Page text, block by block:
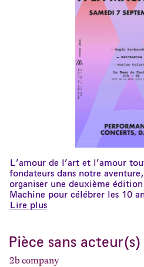
L’amour de l’art et l’amour
fondateurs dans notre
organiser une deuxième
Machine pour célébrer les 10
Lire plus
Pièce sans acteur(s)
2b company